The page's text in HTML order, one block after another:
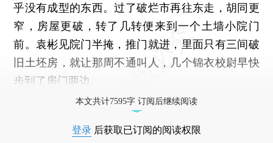
乎没有成型的东西。过了破烂市再往东走，胡同更
窄，房屋更破，转了几转便来到一个土墙小院门
前。袁彬见院门半掩，推门就进，里面只有三间破
旧土坯房，就让那周不通叫人，几个锦衣校尉早快
步到了房门两边。
本文共计7595字 订阅后继续阅读
登录 后获取已订阅的阅读权限